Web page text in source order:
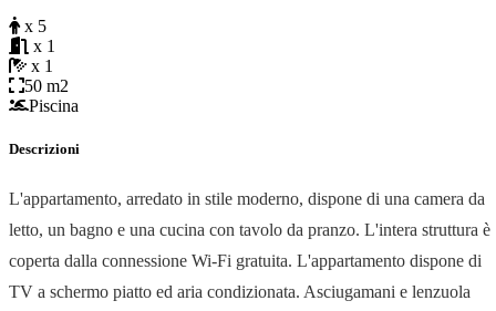
x 5
x 1
x 1
50 m2
Piscina
Descrizioni
L'appartamento, arredato in stile moderno, dispone di una camera da
letto, un bagno e una cucina con tavolo da pranzo. L'intera struttura è
coperta dalla connessione Wi-Fi gratuita. L'appartamento dispone di
TV a schermo piatto ed aria condizionata. Asciugamani e lenzuola